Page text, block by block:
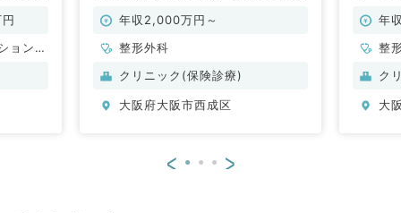
ョン
集です（整形外科／常勤）
年収2,000万円～
整形外科
クリニック(保険診療)
大阪府大阪市西成区
どの年
整
ク
大
< >